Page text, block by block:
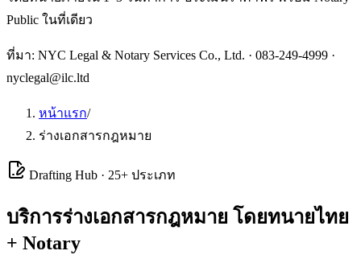
Public ในที่เดียว
ที่มา: NYC Legal & Notary Services Co., Ltd. · 083-249-4999 ·
nyclegal@ilc.ltd
หน้าแรก/
ร่างเอกสารกฎหมาย
Drafting Hub · 25+ ประเภท
บริการร่างเอกสารกฎหมาย โดยทนายไทย
+ Notary